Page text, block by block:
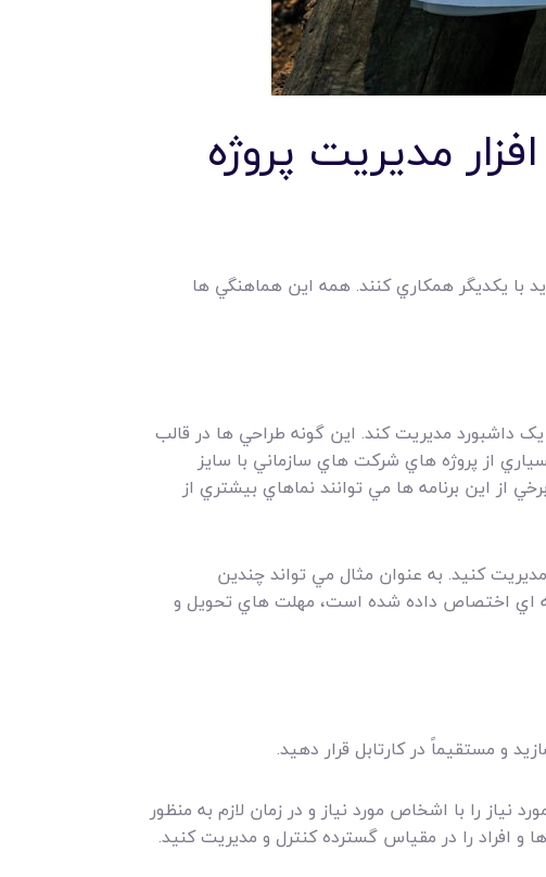
مديريت پروژه
با يکديگر همکاري کنند. همه اين هماهنگي ها
داشبورد مديريت کند. اين گونه طراحي ها در قالب
از پروژه هاي شرکت هاي سازماني با سايز
از اين برنامه ها مي توانند نماهاي بيشتري از
کنيد. به عنوان مثال مي تواند چندين
اي اختصاص داده شده است، مهلت هاي تحويل و
و مستقيماً در کارتابل قرار دهيد.
را با اشخاص مورد نياز و در زمان لازم به منظور
و افراد را در مقياس گسترده کنترل و مديريت کنيد.